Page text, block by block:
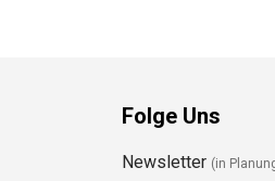
Folge Uns